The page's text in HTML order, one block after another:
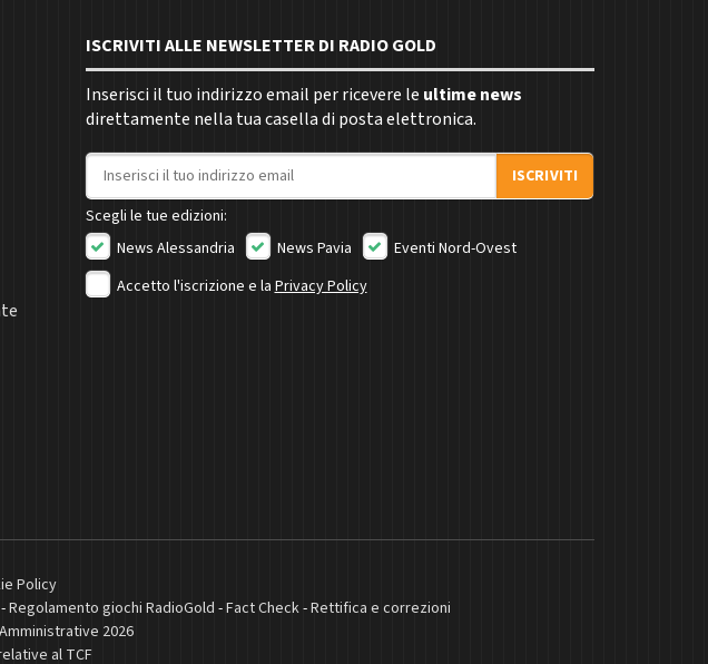
ISCRIVITI ALLE NEWSLETTER DI RADIO GOLD
Inserisci il tuo indirizzo email per ricevere le ultime news
direttamente nella tua casella di posta elettronica.
Indirizzo email
ISCRIVITI
Scegli le tue edizioni:
News Alessandria
News Pavia
Eventi Nord-Ovest
Accetto l'iscrizione e la Privacy Policy
Policy
-Regolamento giochi RadioGold -Fact Check-Rettifica e correzioni
2026
al TCF